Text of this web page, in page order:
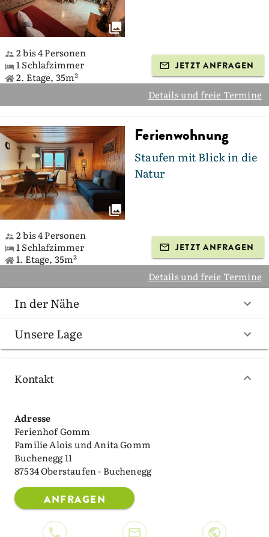
2 bis 4 Personen
1 Schlafzimmer
2. Etage, 35m²
JETZT ANFRAGEN
Details und freie Termine
Ferienwohnung
Staufen mit Blick in die
Natur
2 bis 4 Personen
1 Schlafzimmer
1. Etage, 35m²
JETZT ANFRAGEN
Details und freie Termine
In der Nähe
Unsere Lage
Kontakt
Adresse
Ferienhof Gomm
Familie Alois und Anita Gomm
Buchenegg 11
87534 Oberstaufen - Buchenegg
ANFRAGEN